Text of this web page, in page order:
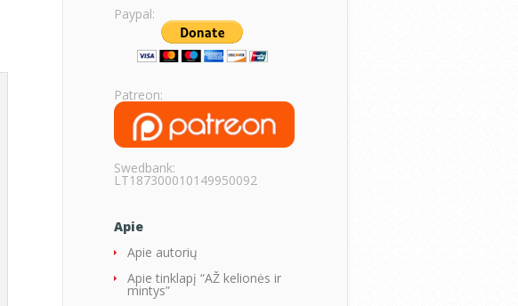
Paypal:
Patreon:
Swedbank:
LT187300010149950092
Apie
Apie autorių
Apie tinklapį “AŽ kelionės ir
mintys”